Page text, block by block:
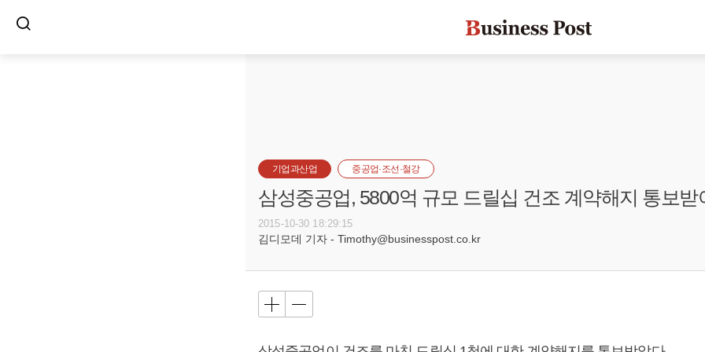
기업과산업 중공업·조선·철강
삼성중공업, 5800억 규모 드릴십 건조 계약해지 통보받
2015-10-30 18:29:15
김디모데 기자 - Timothy@businesspost.co.kr